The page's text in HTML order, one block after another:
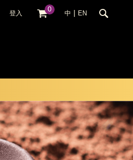
登入
0
中 EN